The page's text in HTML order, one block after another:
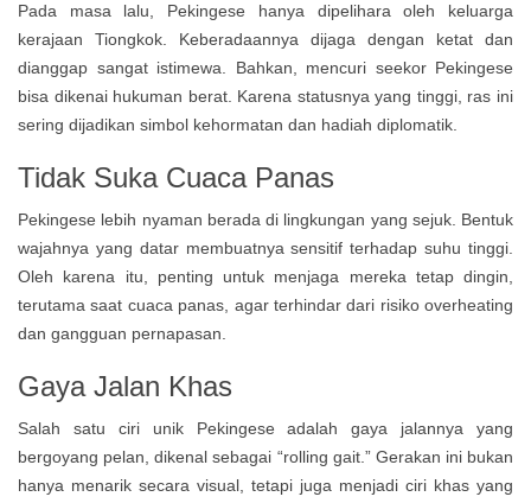
Pada masa lalu, Pekingese hanya dipelihara oleh keluarga
kerajaan Tiongkok. Keberadaannya dijaga dengan ketat dan
dianggap sangat istimewa. Bahkan, mencuri seekor Pekingese
bisa dikenai hukuman berat. Karena statusnya yang tinggi, ras ini
sering dijadikan simbol kehormatan dan hadiah diplomatik.
Tidak Suka Cuaca Panas
Pekingese lebih nyaman berada di lingkungan yang sejuk. Bentuk
wajahnya yang datar membuatnya sensitif terhadap suhu tinggi.
Oleh karena itu, penting untuk menjaga mereka tetap dingin,
terutama saat cuaca panas, agar terhindar dari risiko overheating
dan gangguan pernapasan.
Gaya Jalan Khas
Salah satu ciri unik Pekingese adalah gaya jalannya yang
bergoyang pelan, dikenal sebagai “rolling gait.” Gerakan ini bukan
hanya menarik secara visual, tetapi juga menjadi ciri khas yang